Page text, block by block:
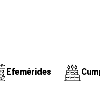
Efemérides